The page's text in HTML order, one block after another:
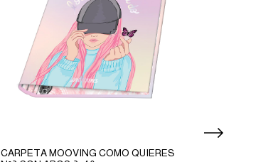
CARPETA MOOVING COMO QUIERES